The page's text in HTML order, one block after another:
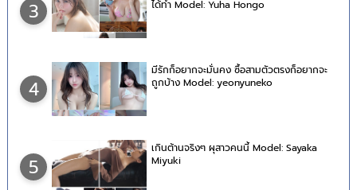
3
ได้ทำ Model: Yuha Hongo
4
มีรักก็อยากจะมั่นคง ซื้อสามตัวตรงก็อยากจะ
ถูกบ้าง Model: yeonyuneko
5
เกินต้านจริงๆ ผุสาวคนนี้ Model: Sayaka
Miyuki